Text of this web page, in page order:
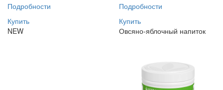
Подробности
Купить
NEW
Подробности
Купить
Овсяно-яблочный напиток